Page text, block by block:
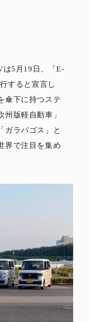
は5月19日、「E-
すると宣言し
傘下に持つステ
州版軽自動車」
ガラパゴス」と
界で注目を集め